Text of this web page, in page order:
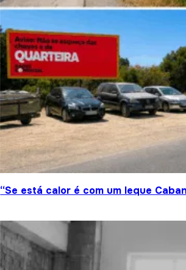
“Se está calor é com um leque